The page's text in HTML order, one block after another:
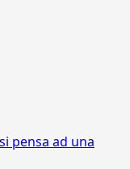
pensa ad una